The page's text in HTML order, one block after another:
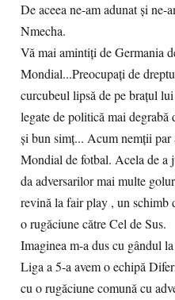
De aceea ne-am adunat și
Nmecha.
Vă mai amintiți de Germania
Mondial...Preocupați de
curcubeul lipsă de pe brațul
legate de politică mai degrabă
și bun simț... Acum nemții
Mondial de fotbal. Acela de a
da adversarilor mai multe
revină la fair play , un schimb
o rugăciune către Cel de Sus.
Imaginea m-a dus cu gândul
Liga a 5-a avem o echipă
cu o rugăciune comună cu